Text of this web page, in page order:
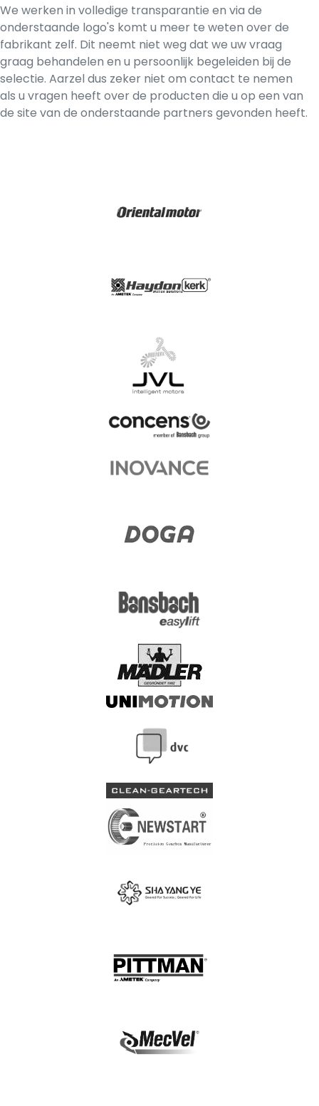
We werken in volledige transparantie en via de
onderstaande logo's komt u meer te weten over de
fabrikant zelf. Dit neemt niet weg dat we uw vraag
graag behandelen en u persoonlijk begeleiden bij de
selectie. Aarzel dus zeker niet om contact te nemen
als u vragen heeft over de producten die u op een van
de site van de onderstaande partners gevonden heeft.